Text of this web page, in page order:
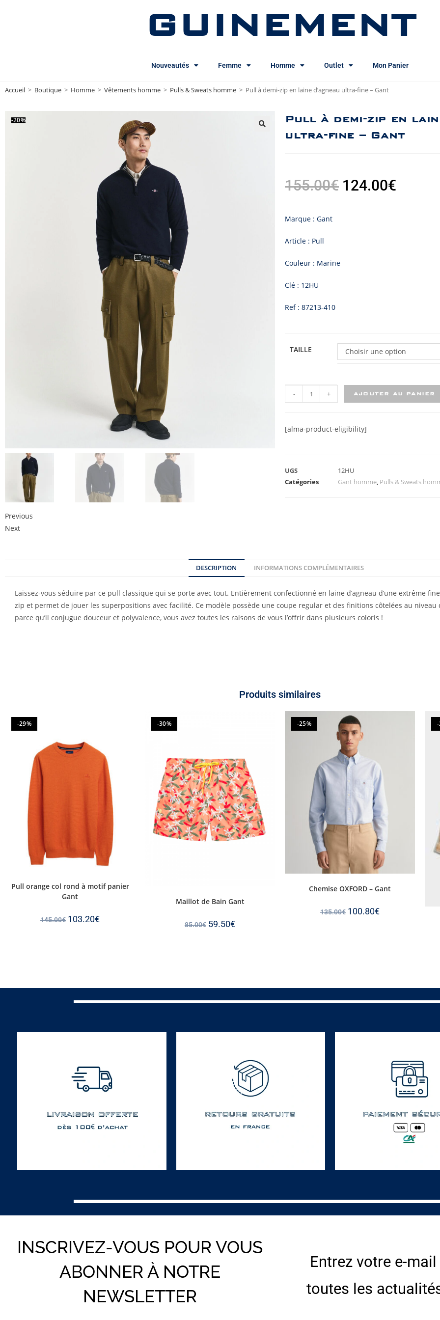
GUINEMENT
Nouveautés Femme Homme Outlet Mon Panier
Accueil > Boutique > Homme > Vêtements homme > Pulls & Sweats homme > Pull à demi-zip en laine d’agneau ultra-fine – Gant
-20%
Previous
Next
Pull à demi-zip en
ultra-fine – Gant
155.00€ 124.00€
Marque : Gant
Article : Pull
Couleur : Marine
Clé : 12HU
Ref : 87213-410
TAILLE Choisir une option
- + AJOUTER AU PANIER
[alma-product-eligibility]
UGS
12HU
Catégories
Gant homme, Pulls & Sweats
DESCRIPTION INFORMATIONS COMPLÉMENTAIRES
Laissez-vous séduire par ce pull classique qui se porte avec tout. Entièrement confectionné en laine d’agneau d’une extrême
zip et permet de jouer les superpositions avec facilité. Ce modèle possède une coupe regular et des finitions côtelées au niveau
parce qu’il conjugue douceur et polyvalence, vous avez toutes les raisons de vous l’offrir dans plusieurs coloris !
Produits similaires
-29%
Pull orange col rond à motif panier
Gant
145.00€ 103.20€
-30%
Maillot de Bain Gant
85.00€ 59.50€
-25%
Chemise OXFORD – Gant
135.00€ 100.80€
INSCRIVEZ-VOUS POUR VOUS
ABONNER À NOTRE
NEWSLETTER
Entrez votre e-
toutes les